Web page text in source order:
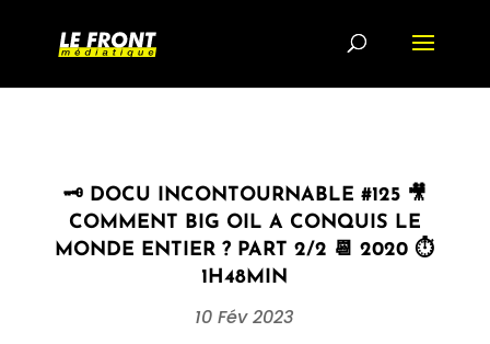
🗝 DOCU INCONTOURNABLE #125 🎥
COMMENT BIG OIL A CONQUIS LE
MONDE ENTIER ? PART 2/2 📆 2020 ⏱
1H48MIN
10 Fév 2023